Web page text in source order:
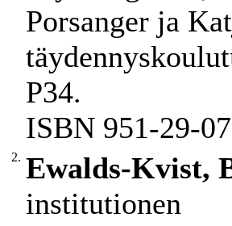
Porsanger ja
P34.
ISBN 951-29-
2. Ewalds-Kvist,
institutionen